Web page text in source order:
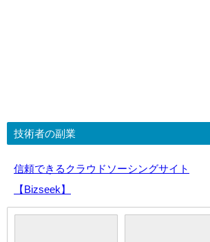
技術者の副業
信頼できるクラウドソーシングサイト
【Bizseek】